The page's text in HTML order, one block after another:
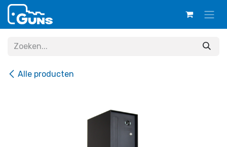
Overslaan naar inhoud
Alle producten